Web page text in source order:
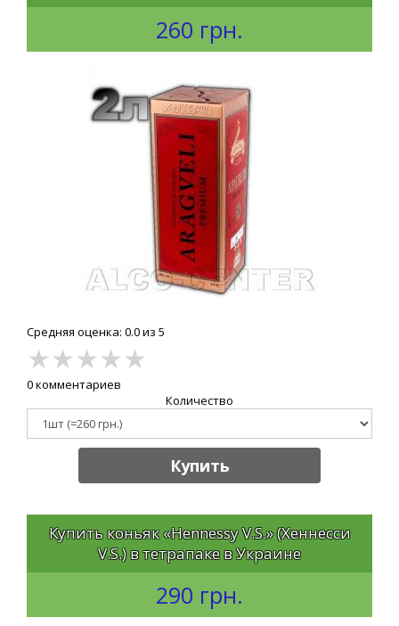
260 грн.
Средняя оценка: 0.0 из 5
★★★★★
0 комментариев
Количество
Купить
Купить коньяк «Hennessy V.S.» (Хеннесси
V.S.) в тетрапаке в Украине
290 грн.